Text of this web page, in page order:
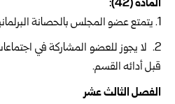
المادة (42):
يتمتع عضو المجلس بالحصانة
لا يجوز للعضو المشاركة في
قبل أدائه القسم.
الفصل الثالث عشر